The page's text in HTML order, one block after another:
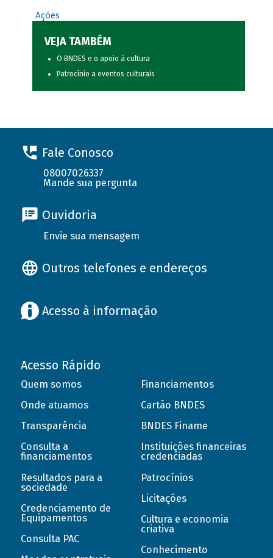
Ações
VEJA TAMBÉM
O BNDES e o apoio à cultura
Patrocínio a eventos culturais
Fale Conosco
08007026337
Mande sua pergunta
Ouvidoria
Envie sua mensagem
Outros telefones e endereços
Acesso à informação
Acesso Rápido
Quem somos
Onde atuamos
Transparência
Consulta a
financiamentos
Resultados para a
sociedade
Credenciamento de
Equipamentos
Consulta PAC
Financiamentos
Cartão BNDES
BNDES Finame
Instituições financeiras
credenciadas
Patrocínios
Licitações
Cultura e economia
criativa
Conhecimento